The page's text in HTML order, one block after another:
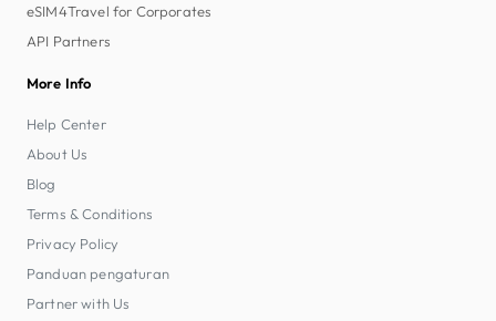
eSIM4Travel for Corporates
API Partners
More Info
Help Center
About Us
Blog
Terms & Conditions
Privacy Policy
Panduan pengaturan
Partner with Us